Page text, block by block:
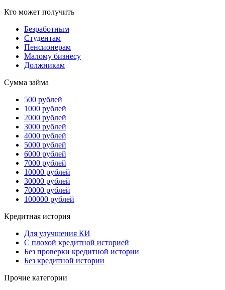
Кто может получить
Безработным
Студентам
Пенсионерам
Малому бизнесу
Должникам
Сумма займа
500 рублей
1000 рублей
2000 рублей
3000 рублей
4000 рублей
5000 рублей
6000 рублей
7000 рублей
10000 рублей
30000 рублей
70000 рублей
100000 рублей
Кредитная история
Для улучшения КИ
С плохой кредитной историей
Без проверки кредитной истории
Без кредитной истории
Прочие категории